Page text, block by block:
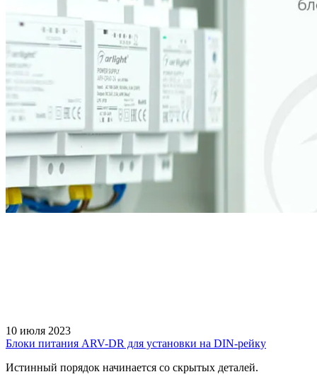
10 июля 2023
Блоки питания ARV-DR для установки на DIN-рейку
Истинный порядок начинается со скрытых деталей.